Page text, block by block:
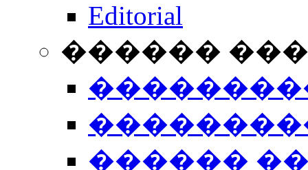
Editorial
������
������